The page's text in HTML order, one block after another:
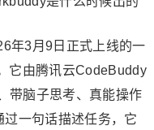
年3月9日正式上线的一
它由腾讯云CodeBuddy
带脑子思考、真能操作
过一句话描述任务，它